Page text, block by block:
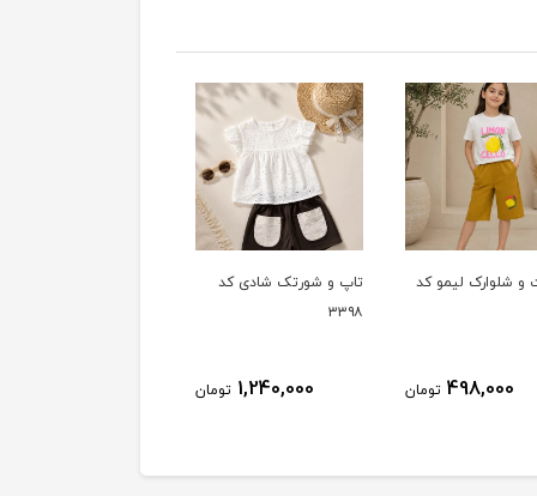
و شلوارک لیمو کد
498,000 تومان
تاپ و شورتک شادی کد
۳۳۹۸
1,240,000 تومان